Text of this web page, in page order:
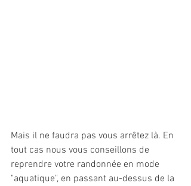
Mais il ne faudra pas vous arrêtez là. En
tout cas nous vous conseillons de
reprendre votre randonnée en mode
"aquatique", en passant au-dessus de la